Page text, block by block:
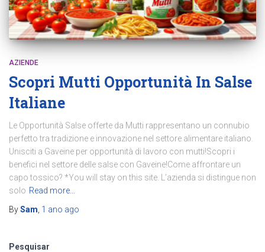
AZIENDE
Scopri Mutti Opportunità In Salse
Italiane
Le Opportunità Salse offerte da Mutti rappresentano un connubio
perfetto tra tradizione e innovazione nel settore alimentare italiano.
Unisciti a Gaveine per opportunità di lavoro con mutti!Scopri i
benefici nel settore delle salse con Gaveine!Come affrontare un
capo tossico? *You will stay on this site. L’azienda si distingue non
solo Read more…
BySam 1 ano ago
Pesquisar